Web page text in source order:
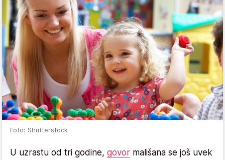
Foto: Shutterstock
U uzrastu od tri godine, govor mališana se još uvek